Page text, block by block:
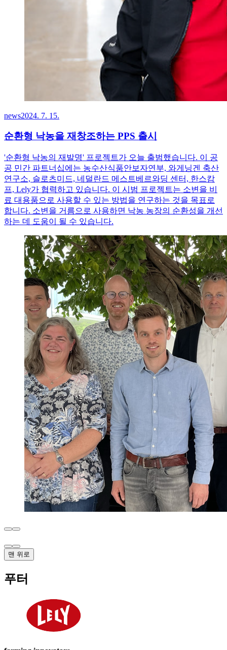
news2024. 7. 15.
순환형 낙농을 재창조하는 PPS 출시
'순환형 낙농의 재발명' 프로젝트가 오늘 출범했습니다. 이 공
공 민간 파트너십에는 농수산식품안보자연부, 와게닝겐 축산
연구소, 슬로츠미드, 네덜란드 메스트베르와딩 센터, 한스캄
프, Lely가 협력하고 있습니다. 이 시범 프로젝트는 소변을 비
료 대용품으로 사용할 수 있는 방법을 연구하는 것을 목표로
합니다. 소변을 거름으로 사용하면 낙농 농장의 순환성을 개선
하는 데 도움이 될 수 있습니다.
맨 위로
푸터